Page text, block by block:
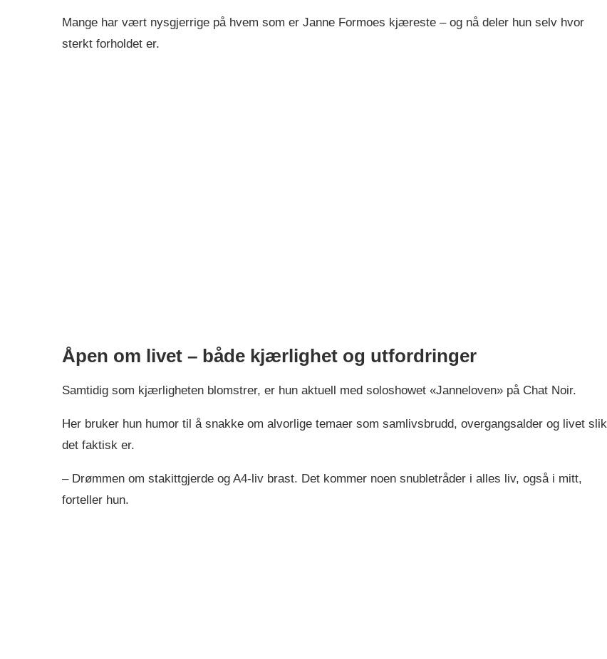
Mange har vært nysgjerrige på hvem som er Janne Formoes kjæreste – og nå deler hun selv hvor
sterkt forholdet er.
Åpen om livet – både kjærlighet og utfordringer
Samtidig som kjærligheten blomstrer, er hun aktuell med soloshowet «Janneloven» på Chat Noir.
Her bruker hun humor til å snakke om alvorlige temaer som samlivsbrudd, overgangsalder og livet slik
det faktisk er.
– Drømmen om stakittgjerde og A4-liv brast. Det kommer noen snubletråder i alles liv, også i mitt,
forteller hun.